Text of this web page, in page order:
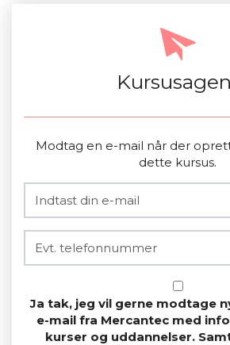
Modtag en e-mail når der
dette kursus.
Ja tak, jeg vil gerne modtage
e-mail fra Mercantec med
kurser og uddannelser.